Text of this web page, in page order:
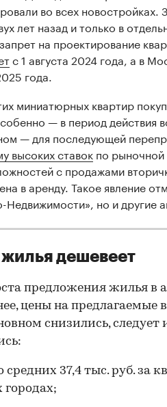
во всех новостройках.
лет назад и только в
на проектирование
с 1 августа 2024 года, а в
года.
миниатюрных квартир
— в период действия
— для последующей
высоких ставок по рыночной
с продажами
в аренду. Такое явление
Недвижимости», но и другие
дешевеет
предложения жилья в
цены на предлагаемые
снизились,
средних 37,4 тыс. руб. за